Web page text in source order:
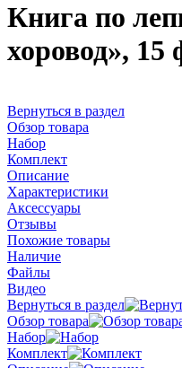
Книга по
хоровод», 15
Вернуться в раздел
Обзор товара
Набор
Комплект
Описание
Характеристики
Аксессуары
Отзывы
Похожие товары
Наличие
Файлы
Видео
Вернуться в раздел
Обзор товара
Набор
Комплект